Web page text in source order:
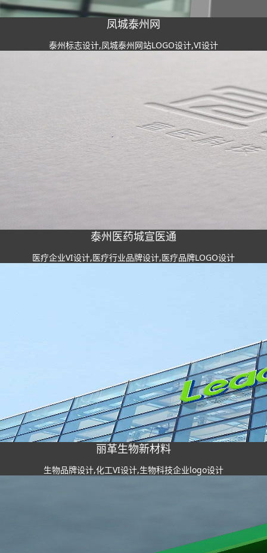
凤城泰州网
泰州标志设计,凤城泰州网站LOGO设计,VI设计
泰州医药城宣医通
医疗企业VI设计,医疗行业品牌设计,医疗品牌LOGO设计
丽革生物新材料
生物品牌设计,化工VI设计,生物科技企业logo设计